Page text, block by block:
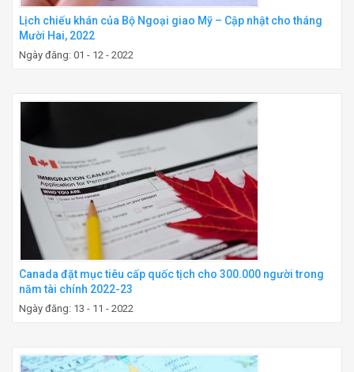
Lịch chiếu khán của Bộ Ngoại giao Mỹ – Cập nhật cho tháng
Mười Hai, 2022
Ngày đăng: 01 - 12 - 2022
Canada đặt mục tiêu cấp quốc tịch cho 300.000 người trong
năm tài chính 2022-23
Ngày đăng: 13 - 11 - 2022